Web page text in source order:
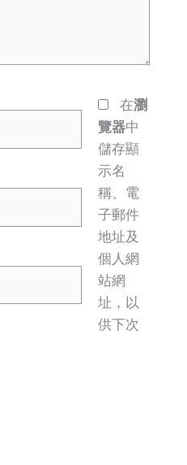
在瀏
覽器中
儲存顯
示名
稱、電
子郵件
地址及
個人網
站網
址，以
供下次